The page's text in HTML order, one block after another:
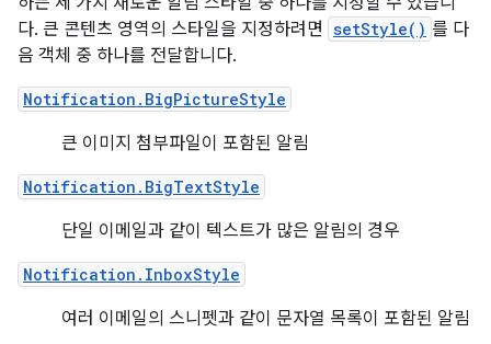
다. 큰 콘텐츠 영역의 스타일을 지정하려면 setStyle() 를 다
음 객체 중 하나를 전달합니다.
Notification.BigPictureStyle
큰 이미지 첨부파일이 포함된 알림
Notification.BigTextStyle
단일 이메일과 같이 텍스트가 많은 알림의 경우
Notification.InboxStyle
여러 이메일의 스니펫과 같이 문자열 목록이 포함된 알림